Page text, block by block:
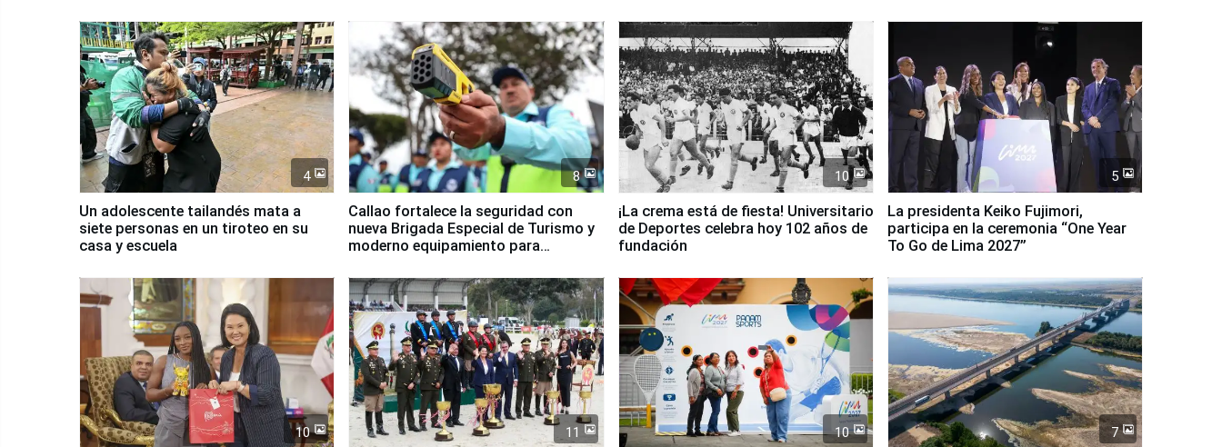
4
Un adolescente tailandés mata a
siete personas en un tiroteo en su
casa y escuela
8
Callao fortalece la seguridad con
nueva Brigada Especial de Turismo y
moderno equipamiento para
10
¡La crema está de fiesta! Universitario
de Deportes celebra hoy 102 años de
fundación
5
La presidenta Keiko Fujimori,
participa en la ceremonia “One Year
To Go de Lima 2027”
10 11 10 7